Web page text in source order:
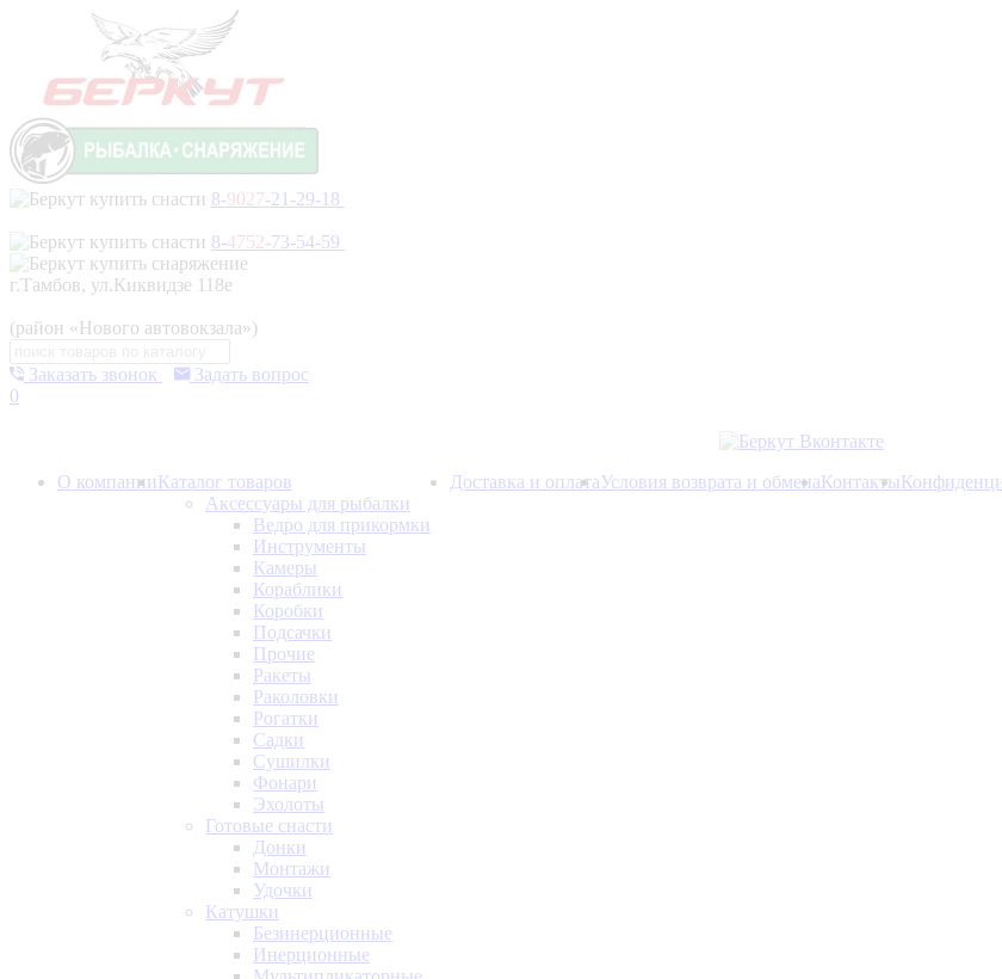
8-9027-21-29-18
8-4752-73-54-59
г.Тамбов, ул.Киквидзе 118е
(район «Нового автовокзала»)
Заказать звонок
Задать вопрос
0
О компанииКаталог товаров
Аксессуары для рыбалки
Ведро для прикормки
Инструменты
Камеры
Кораблики
Коробки
Подсачки
Прочие
Ракеты
Раколовки
Рогатки
Садки
Сушилки
Фонари
Эхолоты
Готовые снасти
Донки
Монтажи
Удочки
Катушки
Безинерционные
Инерционные
Доставка и оплатаУсловия возврата и обменаКонтакты